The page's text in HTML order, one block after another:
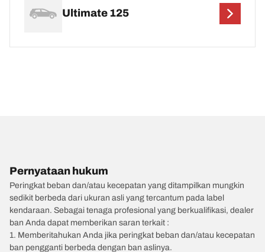
Ultimate 125
Pernyataan hukum
Peringkat beban dan/atau kecepatan yang ditampilkan mungkin
sedikit berbeda dari ukuran asli yang tercantum pada label
kendaraan. Sebagai tenaga profesional yang berkualifikasi, dealer
ban Anda dapat memberikan saran terkait :
1. Memberitahukan Anda jika peringkat beban dan/atau kecepatan
ban pengganti berbeda dengan ban aslinya.